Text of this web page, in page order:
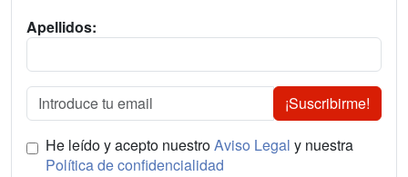
Apellidos:
¡Suscribirme!
He leído y acepto nuestroAviso Legal y nuestra
Política de confidencialidad